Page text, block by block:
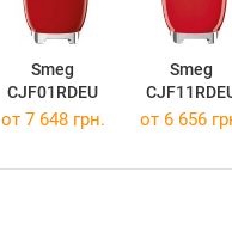
Smeg
CJF01RDEU
Smeg
от 7 648 грн. от 6 656